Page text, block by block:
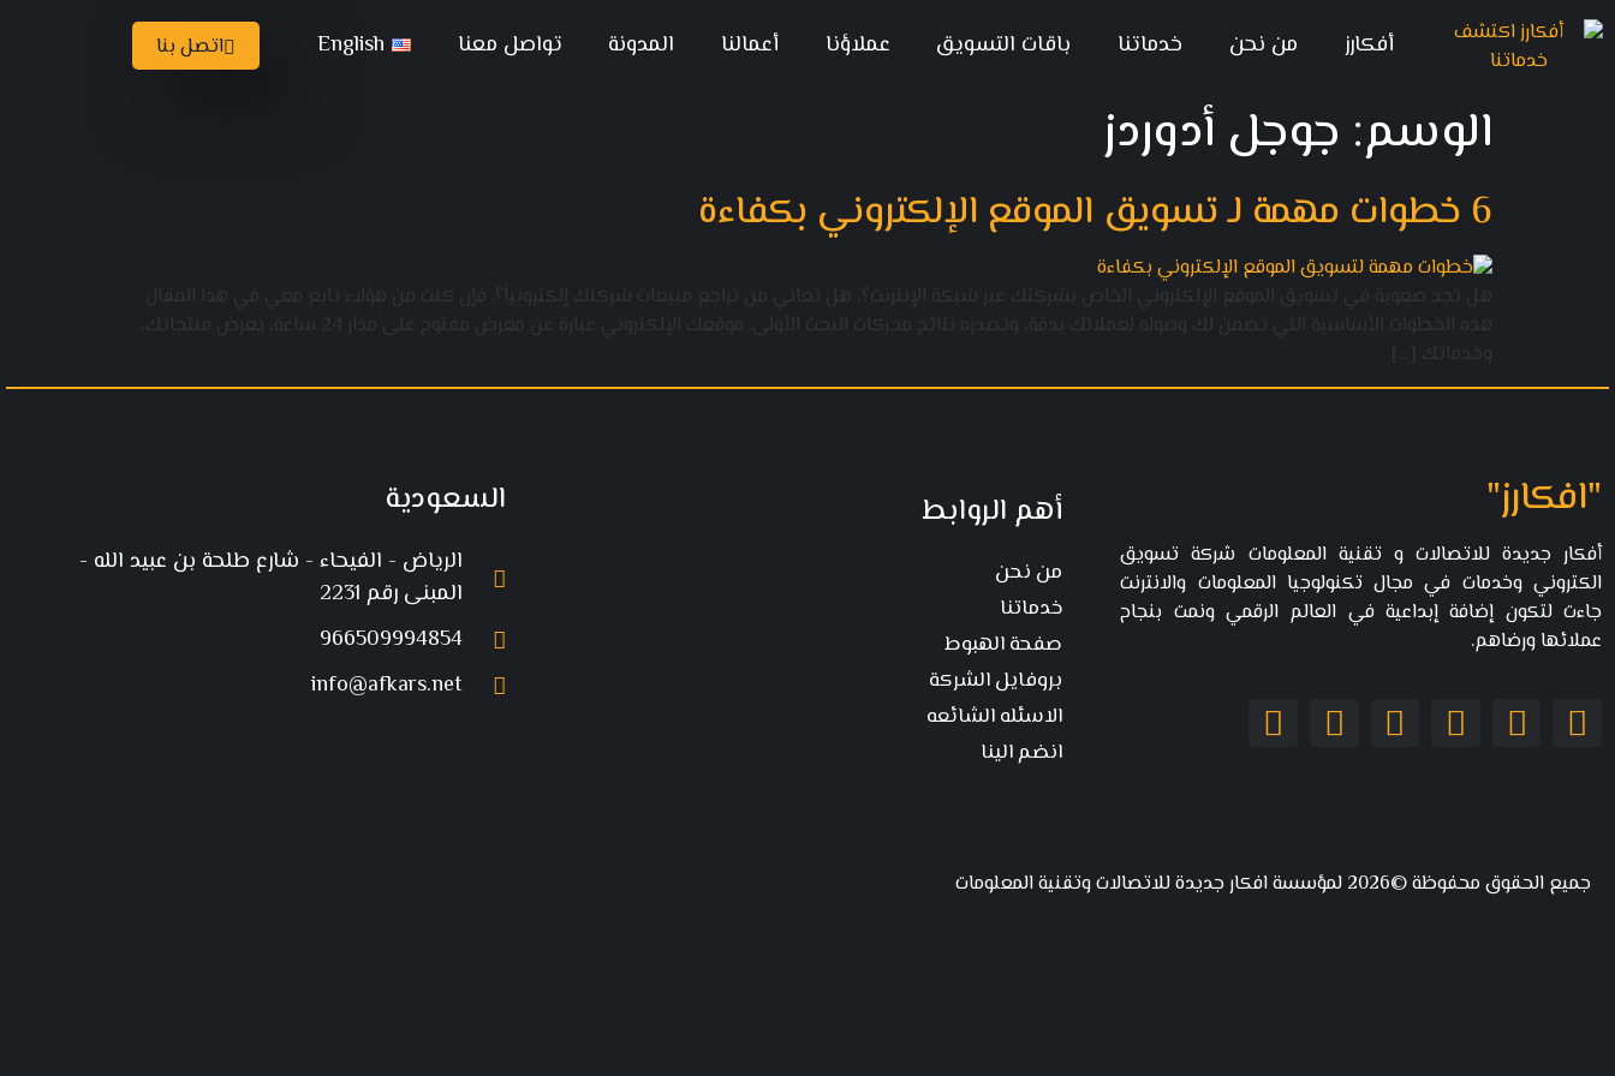
أفكارز من نحن خدماتنا باقات التسويق عملاؤنا أعمالنا المدونة تواصل معنا English اتصل بنا
الوسم: جوجل أدوردز
6 خطوات مهمة لـ تسويق الموقع الإلكتروني بكفاءة
هل تجد صعوبة في تسويق الموقع الإلكتروني الخاص بشركتك عبر شبكة الإنترنت؟، هل تعاني من تراجع مبيعات شركتك إلكترونياً؟. فإن كنت من هؤلاء تابع معي في هذا المقال
هذه الخطوات الأساسية التي تضمن لك وصوله لعملائك بدقة، وتصدره نتائج محركات البحث الأولى. موقعك الإلكتروني عبارة عن معرض مفتوح على مدار 24 ساعة، يعرض منتجاتك،
وخدماتك […]
"افكارز"
أفكار جديدة للاتصالات و تقنية المعلومات شركة تسويق
الكتروني وخدمات في مجال تكنولوجيا المعلومات والانترنت
جاءت لتكون إضافة إبداعية في العالم الرقمي ونمت بنجاح
عملائها ورضاهم.
أهم الروابط
من نحن
خدماتنا
صفحة الهبوط
بروفايل الشركة
الاسئله الشائعه
انضم الينا
السعودية
الرياض - الفيحاء - شارع طلحة بن عبيد الله -
المبنى رقم 2231
966509994854
info@afkars.net
جميع الحقوق محفوظة ©2026 لمؤسسة افكار جديدة للاتصالات وتقنية المعلومات